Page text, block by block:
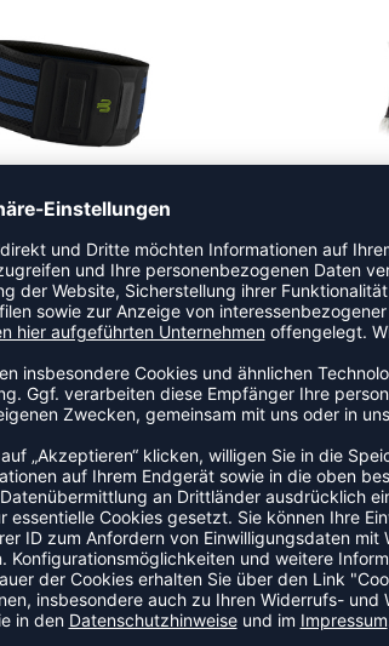
BACK SUPPORT
€ |103,92 €
LENDENBANDAGE 6411
49,95 € |24,97 €
-15%